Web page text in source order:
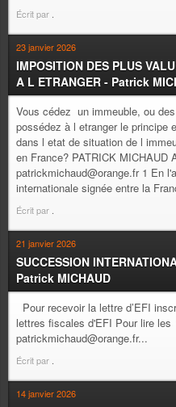
Écrit par
23 janvier 2026
IMPOSITION DES PLUS
A L ETRANGER - Patrick
Vous cédez un immeuble, ou
possédez à l etranger le principe
dans l etat de situation de l
en France? PATRICK
patrickmichaud@orange.fr 1 En
internationale signée entre la
Écrit par
21 janvier 2026
SUCCESSION
Patrick MICHAUD
Pour recevoir la lettre d’EFI
lettres fiscales d'EFI Pour lire
patrickmichaud@orange.fr...
Écrit par
14 janvier 2026